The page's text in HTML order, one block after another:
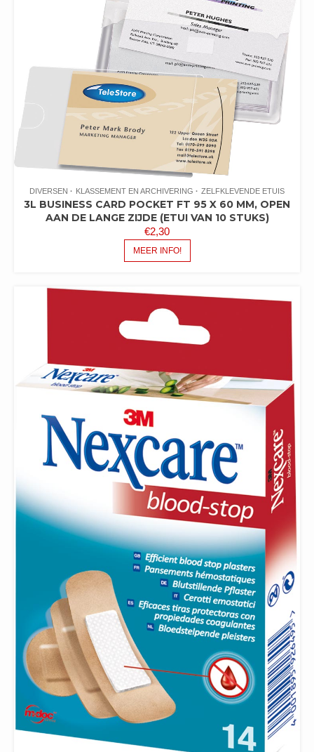
DIVERSEN KLASSEMENT EN ARCHIVERING ZELFKLEVENDE ETUIS
3L BUSINESS CARD POCKET FT 95 X 60 MM, OPEN
AAN DE LANGE ZIJDE (ETUI VAN 10 STUKS)
€2,30
MEER INFO!